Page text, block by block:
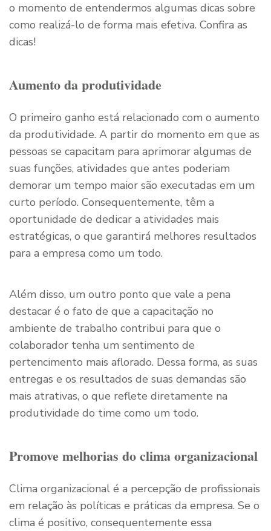
o momento de entendermos algumas dicas sobre
como realizá-lo de forma mais efetiva. Confira as
dicas!
Aumento da produtividade
O primeiro ganho está relacionado com o aumento
da produtividade. A partir do momento em que as
pessoas se capacitam para aprimorar algumas de
suas funções, atividades que antes poderiam
demorar um tempo maior são executadas em um
curto período. Consequentemente, têm a
oportunidade de dedicar a atividades mais
estratégicas, o que garantirá melhores resultados
para a empresa como um todo.
Além disso, um outro ponto que vale a pena
destacar é o fato de que a capacitação no
ambiente de trabalho contribui para que o
colaborador tenha um sentimento de
pertencimento mais aflorado. Dessa forma, as suas
entregas e os resultados de suas demandas são
mais atrativas, o que reflete diretamente na
produtividade do time como um todo.
Promove melhorias do clima organizacional
Clima organizacional é a percepção de profissionais
em relação às políticas e práticas da empresa. Se o
clima é positivo, consequentemente essa